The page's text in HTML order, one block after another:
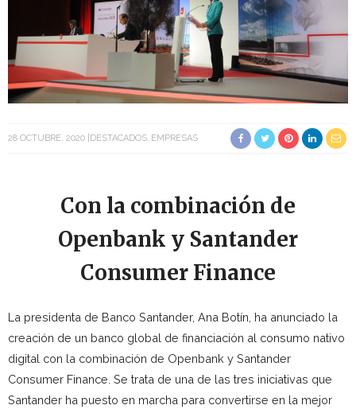
28 OCTUBRE, 2020 DESTACADOS EMPRESAS
Con la combinación de
Openbank y Santander
Consumer Finance
La presidenta de Banco Santander, Ana Botín, ha anunciado la
creación de un banco global de financiación al consumo nativo
digital con la combinación de Openbank y Santander
Consumer Finance. Se trata de una de las tres iniciativas que
Santander ha puesto en marcha para convertirse en la mejor